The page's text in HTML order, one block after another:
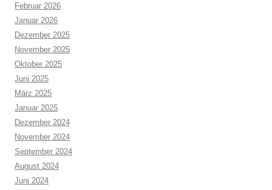
Februar 2026
Januar 2026
Dezember 2025
November 2025
Oktober 2025
Juni 2025
März 2025
Januar 2025
Dezember 2024
November 2024
September 2024
August 2024
Juni 2024